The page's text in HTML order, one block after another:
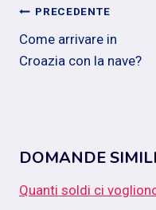
Navigazione
articoli
PRECEDENTE
Come arrivare in
Croazia con la nave?
DOMANDE SIMILI
Quanti soldi ci